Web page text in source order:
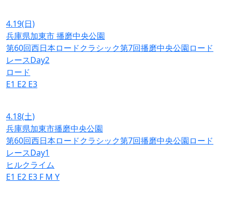
4.19(日)
兵庫県加東市 播磨中央公園
第60回西日本ロードクラシック第7回播磨中央公園ロード
レースDay2
ロード
E1 E2 E3
4.18(土)
兵庫県加東市播磨中央公園
第60回西日本ロードクラシック第7回播磨中央公園ロード
レースDay1
ヒルクライム
E1 E2 E3 F M Y